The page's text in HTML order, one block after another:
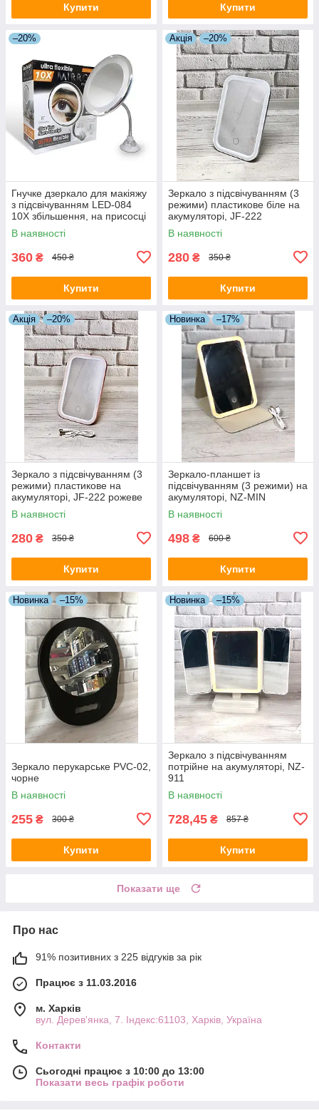
Купити Купити
–20%
Гнучке дзеркало для макіяжу
з підсвічуванням LED-084
10X збільшення, на присосці
В наявності
360 ₴ 450 ₴
Купити
Акція –20%
Зеркало з підсвічуванням (3
режими) пластикове біле на
акумуляторі, JF-222
В наявності
280 ₴ 350 ₴
Купити
Акція –20%
Зеркало з підсвічуванням (3
режими) пластикове на
акумуляторі, JF-222 рожеве
В наявності
280 ₴ 350 ₴
Купити
Новинка –17%
Зеркало-планшет із
підсвічуванням (3 режими) на
акумуляторі, NZ-MIN
В наявності
498 ₴ 600 ₴
Купити
Новинка –15%
Зеркало перукарське PVC-02,
чорне
В наявності
255 ₴ 300 ₴
Купити
Новинка –15%
Зеркало з підсвічуванням
потрійне на акумуляторі, NZ-
911
В наявності
728,45 ₴ 857 ₴
Купити
Показати ще
Про нас
91% позитивних з 225 відгуків за рік
Працює з 11.03.2016
м. Харків
вул. Дерев'янка, 7. Індекс:61103, Харків, Україна
Контакти
Сьогодні працює з 10:00 до 13:00
Показати весь графік роботи